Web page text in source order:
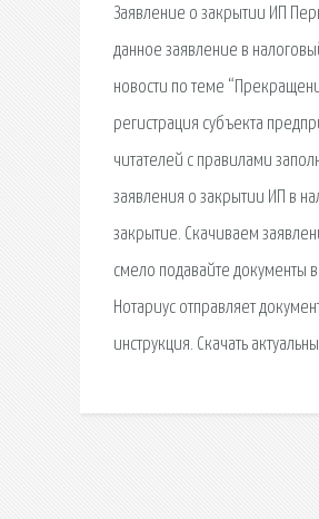
Заявление о закрытии ИП
данное заявление в
новости по теме
регистрация субъекта
читателей с правилами
заявления о закрытии ИП в
закрытие. Скачиваем
смело подавайте документы
Нотариус отправляет
инструкция. Скачать